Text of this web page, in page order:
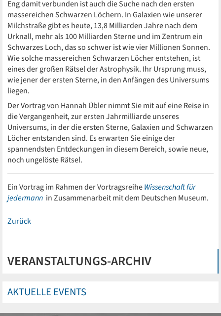
VERANSTALTUNGS-ARCHIV
AKTUELLE EVENTS
Eng damit verbunden ist auch die Suche nach den ersten
massereichen Schwarzen Löchern. In Galaxien wie unserer
Milchstraße gibt es heute, 13,8 Milliarden Jahre nach dem
Urknall, mehr als 100 Milliarden Sterne und im Zentrum ein
Schwarzes Loch, das so schwer ist wie vier Millionen Sonnen.
Wie solche massereichen Schwarzen Löcher entstehen, ist
eines der großen Rätsel der Astrophysik. Ihr Ursprung muss,
wie jener der ersten Sterne, in den Anfängen des Universums
liegen.
Der Vortrag von Hannah Übler nimmt Sie mit auf eine Reise in
die Vergangenheit, zur ersten Jahrmilliarde unseres
Universums, in der die ersten Sterne, Galaxien und Schwarzen
Löcher entstanden sind. Es erwarten Sie einige der
spannendsten Entdeckungen in diesem Bereich, sowie neue,
noch ungelöste Rätsel.
Ein Vortrag im Rahmen der VortragsreiheWissenschaft für
jedermann in Zusammenarbeit mit dem Deutschen Museum.
Zurück